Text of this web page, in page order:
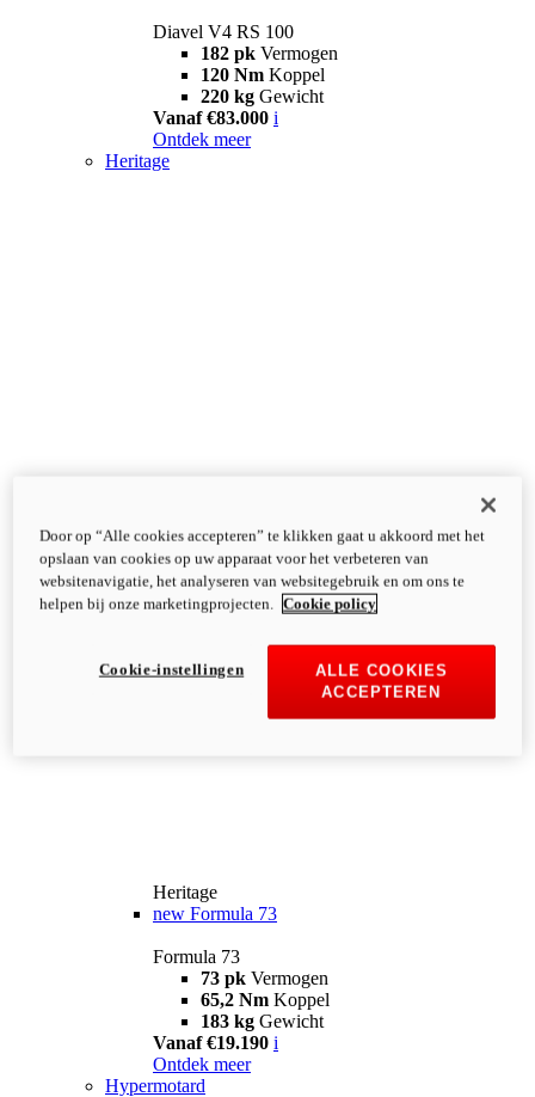
Diavel V4 RS 100
182 pk Vermogen
120 Nm Koppel
220 kg Gewicht
Vanaf €83.000 i
Ontdek meer
Heritage
Heritage
new Formula 73
Formula 73
73 pk Vermogen
65,2 Nm Koppel
183 kg Gewicht
Vanaf €19.190 i
Ontdek meer
Hypermotard
Door op “Alle cookies accepteren” te klikken gaat u akkoord met het
opslaan van cookies op uw apparaat voor het verbeteren van
websitenavigatie, het analyseren van websitegebruik en om ons te
helpen bij onze marketingprojecten.
Cookie policy
ALLE COOKIES
ACCEPTEREN
Cookie-instellingen